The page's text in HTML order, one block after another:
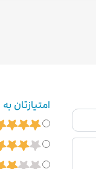
امتیازتان